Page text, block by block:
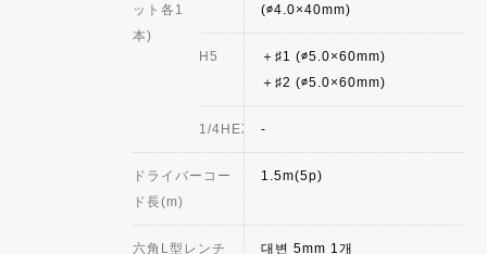
ット各1
本)
H5
1/4HEX
ドライバーコー
ド長(m)
六角L型レンチ
＋♯1 (∅5.0×60mm)
＋♯2 (∅5.0×60mm)
-
1.5m(5p)
대변 5mm 1개